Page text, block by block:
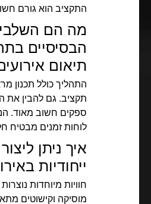
התקציב הוא גורם
מה הם
הבסיסיים
תיאום
התהליך כולל תכנון
תקציב. גם להבין את
ספקים חשוב מאוד.
לוחות זמנים מבטיח
איך ניתן
ייחודיות
חוויות מיוחדות
מוסיקה וקישוטים